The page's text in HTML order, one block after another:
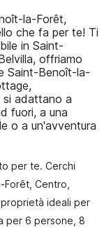
la-Forêt,
che fa per te! Ti
in Saint-
offriamo
Saint-Benoît-la-
si adattano a
fuori, a una
o a un'avventura
per te. Cerchi
Centro,
ideali per
per 6 persone, 8